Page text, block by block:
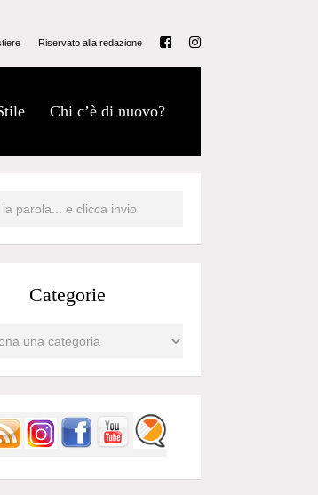
Riservato alla redazione
Chi c’è di nuovo?
Categorie